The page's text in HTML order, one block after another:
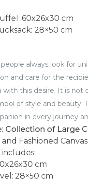
60x26x30 cm
28×50 cm
always look for
and care for the
this desire. It is not
of style and beauty.
in every journey
Collection of Large
Fashioned
cm
28×50 cm